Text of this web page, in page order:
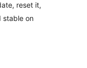
reset it,
stable on